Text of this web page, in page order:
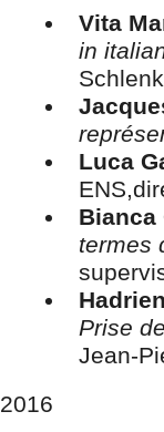
Vita
in
Luca
Bianca
termes
Prise
Jean-
2016